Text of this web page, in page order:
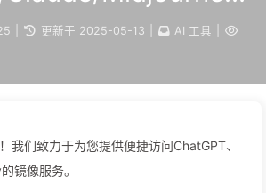
更新于 2025-05-13 AI 工具
我们致力于为您提供便捷访问ChatGPT、
镜像服务。